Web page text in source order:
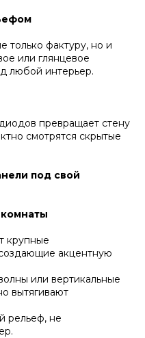
только фактуру, но и
или глянцевое
любой интерьер.
превращает стену
смотрятся скрытые
под свой
крупные
акцентную
или вертикальные
вытягивают
рельеф, не